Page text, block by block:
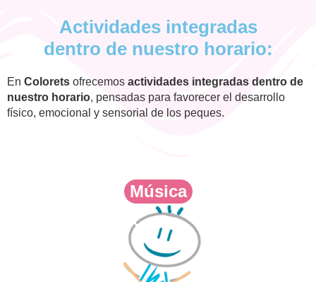
Actividades integradas
dentro de nuestro horario:
En Colorets ofrecemos actividades integradas dentro de
nuestro horario, pensadas para favorecer el desarrollo
físico, emocional y sensorial de los peques.
Música